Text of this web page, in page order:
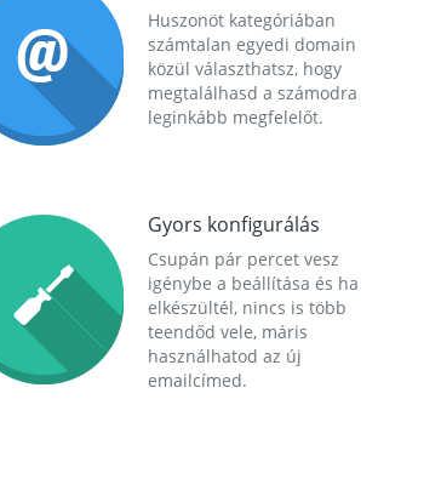
Huszonöt kategóriában
számtalan egyedi domain
közül választhatsz, hogy
megtalálhasd a számodra
leginkább megfelelőt.
Gyors konfigurálás
Csupán pár percet vesz
igénybe a beállítása és ha
elkészültél, nincs is több
teendőd vele, máris
használhatod az új
emailcímed.